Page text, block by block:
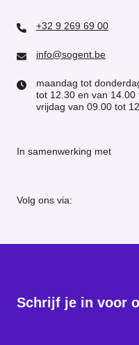
+32 9 269 69 00
info@sogent.be
maandag tot
tot 12.30 en van 14.00
vrijdag van 09.00 tot
In samenwerking met
Volg ons via:
Schrijf je in voor